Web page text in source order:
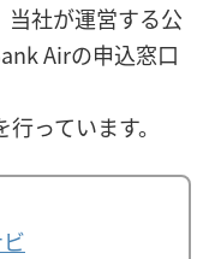
社が運営する公
Airの申込窓口
っています。